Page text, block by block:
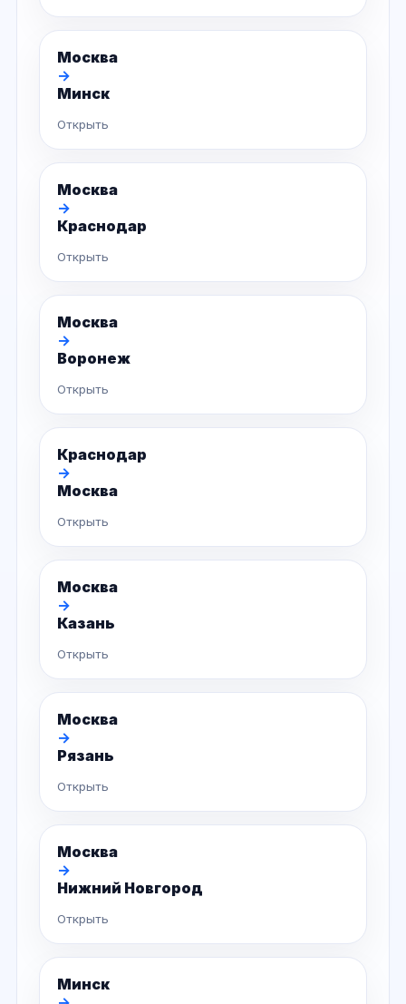
Москва
→
Минск
Открыть
Москва
→
Краснодар
Открыть
Москва
→
Воронеж
Открыть
Краснодар
→
Москва
Открыть
Москва
→
Казань
Открыть
Москва
→
Рязань
Открыть
Москва
→
Нижний Новгород
Открыть
Минск